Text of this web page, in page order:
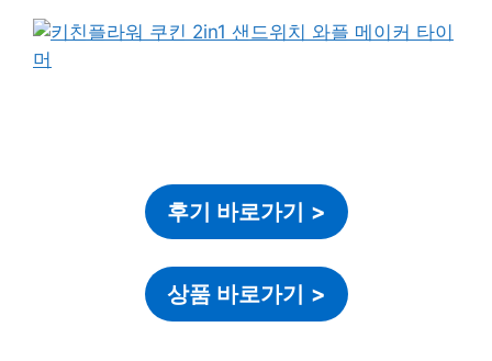
후기 바로가기 >
상품 바로가기 >